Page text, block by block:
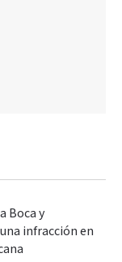
Boca y
infracción en